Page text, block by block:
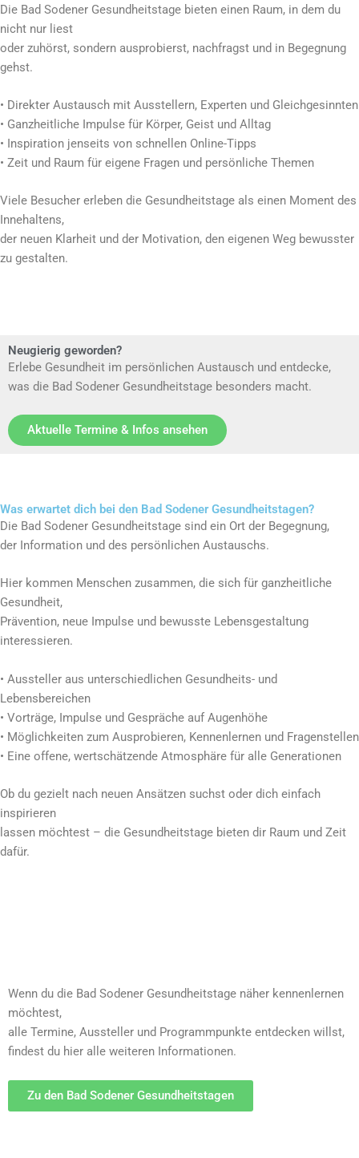
Die Bad Sodener Gesundheitstage bieten einen Raum, in dem du
nicht nur liest
oder zuhörst, sondern ausprobierst, nachfragst und in Begegnung
gehst.
• Direkter Austausch mit Ausstellern, Experten und Gleichgesinnten
• Ganzheitliche Impulse für Körper, Geist und Alltag
• Inspiration jenseits von schnellen Online-Tipps
• Zeit und Raum für eigene Fragen und persönliche Themen
Viele Besucher erleben die Gesundheitstage als einen Moment des
Innehaltens,
der neuen Klarheit und der Motivation, den eigenen Weg bewusster
zu gestalten.
Neugierig geworden?
Erlebe Gesundheit im persönlichen Austausch und entdecke,
was die Bad Sodener Gesundheitstage besonders macht.
Aktuelle Termine & Infos ansehen
Was erwartet dich bei den Bad Sodener Gesundheitstagen?
Die Bad Sodener Gesundheitstage sind ein Ort der Begegnung,
der Information und des persönlichen Austauschs.
Hier kommen Menschen zusammen, die sich für ganzheitliche
Gesundheit,
Prävention, neue Impulse und bewusste Lebensgestaltung
interessieren.
• Aussteller aus unterschiedlichen Gesundheits- und
Lebensbereichen
• Vorträge, Impulse und Gespräche auf Augenhöhe
• Möglichkeiten zum Ausprobieren, Kennenlernen und Fragenstellen
• Eine offene, wertschätzende Atmosphäre für alle Generationen
Ob du gezielt nach neuen Ansätzen suchst oder dich einfach
inspirieren
lassen möchtest – die Gesundheitstage bieten dir Raum und Zeit
dafür.
Wenn du die Bad Sodener Gesundheitstage näher kennenlernen
möchtest,
alle Termine, Aussteller und Programmpunkte entdecken willst,
findest du hier alle weiteren Informationen.
Zu den Bad Sodener Gesundheitstagen